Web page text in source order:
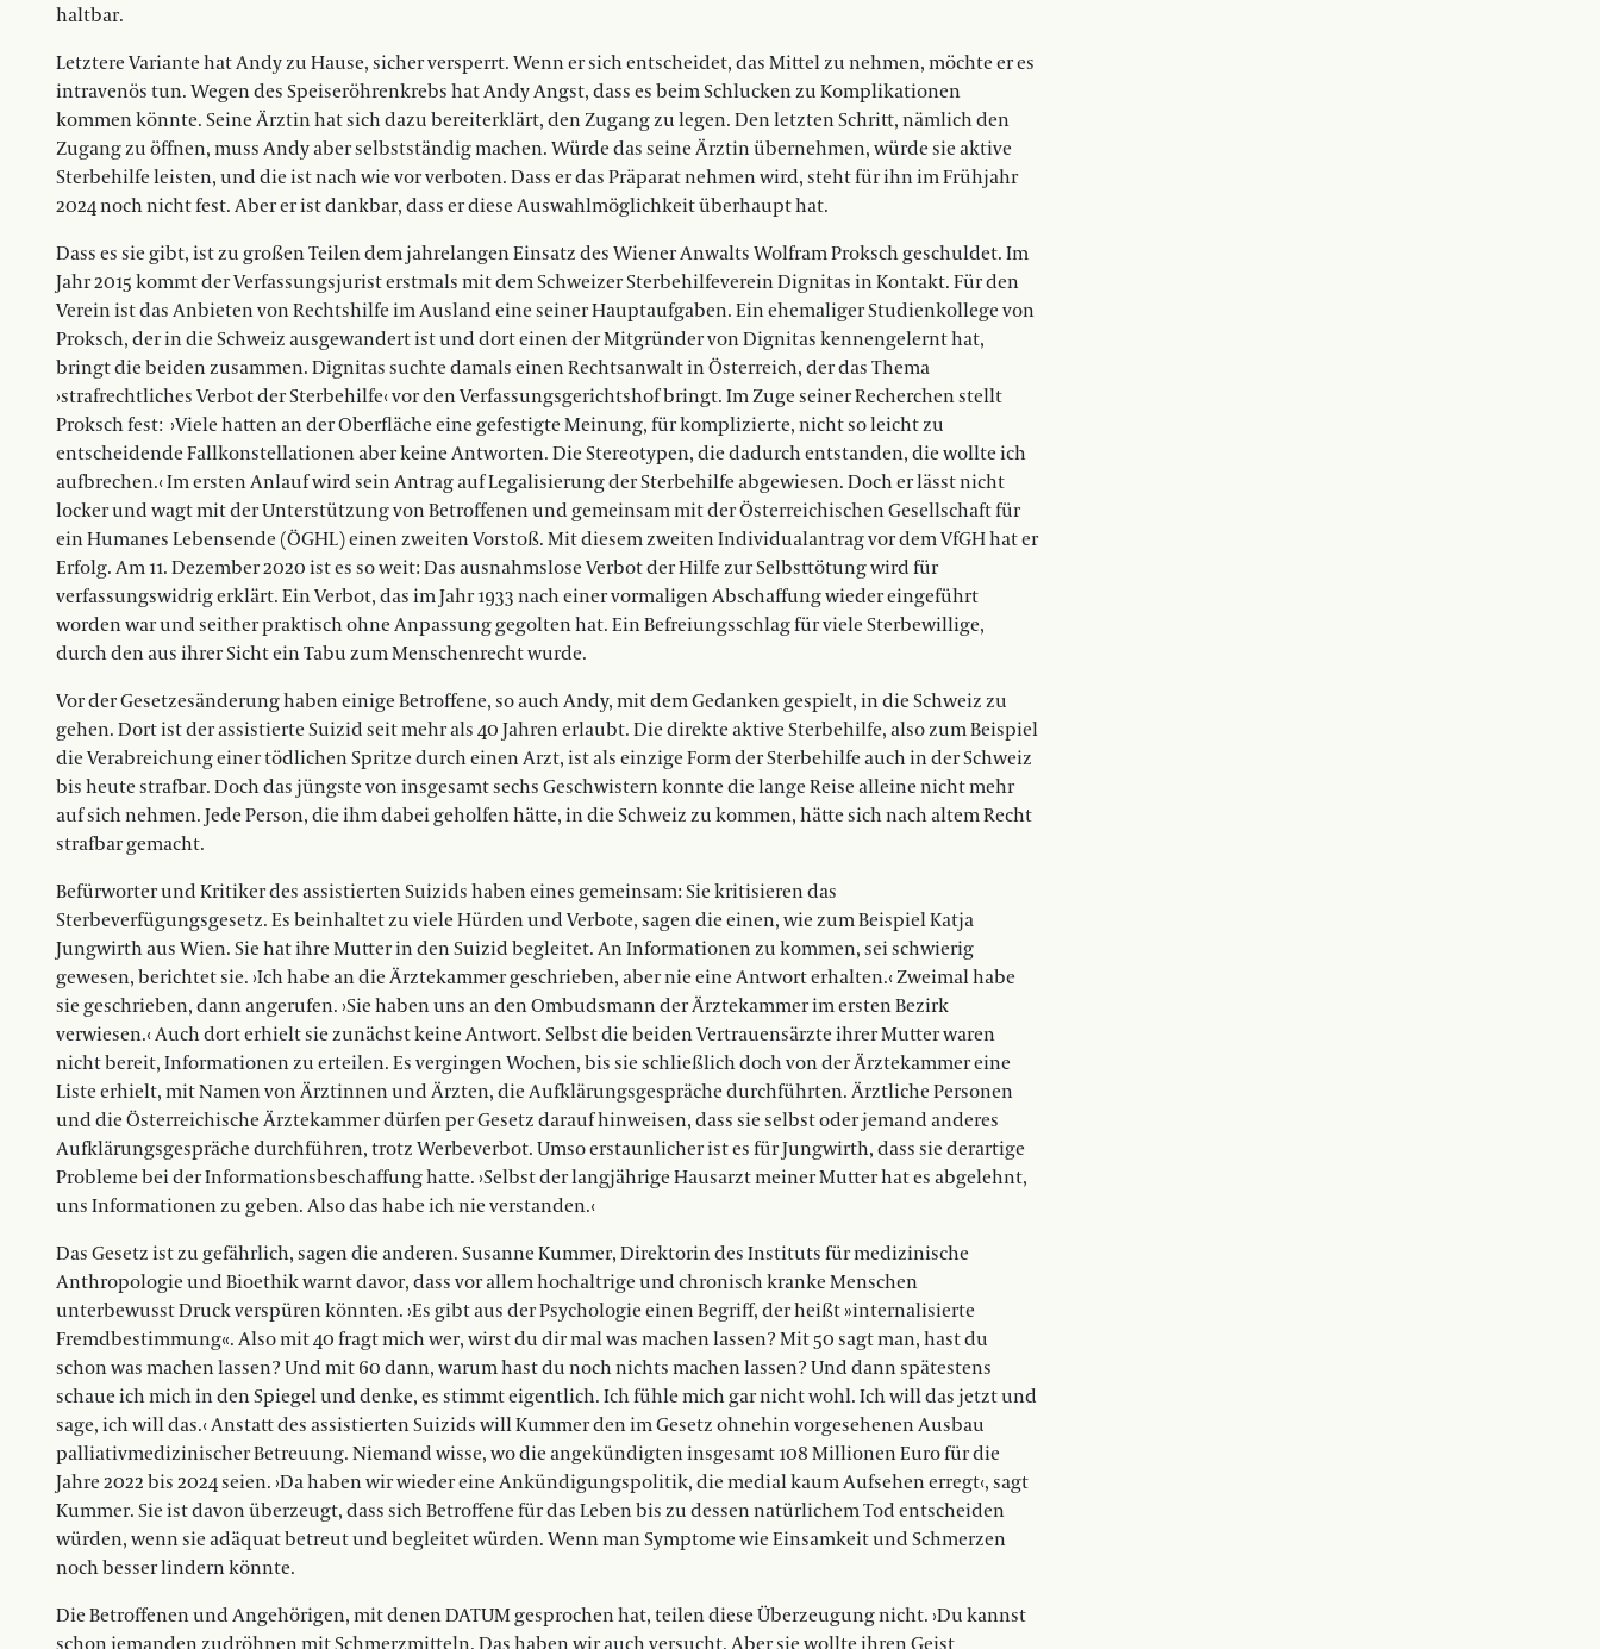
haltbar.
Letztere Variante hat Andy zu Hause, sicher versperrt. Wenn er sich entscheidet, das Mittel zu nehmen, möchte er es
intravenös tun. Wegen des Speiseröhrenkrebs hat Andy Angst, dass es beim Schlucken zu Komplikationen
kommen könnte. Seine Ärztin hat sich dazu bereiterklärt, den Zugang zu legen. Den letzten Schritt, nämlich den
Zugang zu öffnen, muss Andy aber selbstständig machen. Würde das seine Ärztin übernehmen, würde sie aktive
Sterbehilfe leisten, und die ist nach wie vor verboten. Dass er das Präparat nehmen wird, steht für ihn im Frühjahr
2024 noch nicht fest. Aber er ist dankbar, dass er diese Auswahlmöglichkeit überhaupt hat.
Dass es sie gibt, ist zu großen Teilen dem jahrelangen Einsatz des Wiener Anwalts Wolfram Proksch geschuldet. Im
Jahr 2015 kommt der Verfassungsjurist erstmals mit dem Schweizer Sterbehilfeverein Dignitas in Kontakt. Für den
Verein ist das Anbieten von Rechtshilfe im Ausland eine seiner Hauptaufgaben. Ein ehemaliger Studienkollege von
Proksch, der in die Schweiz ausgewandert ist und dort einen der Mitgründer von Dignitas kennengelernt hat,
bringt die beiden zusammen. Dignitas suchte damals einen Rechtsanwalt in Österreich, der das Thema
›strafrechtliches Verbot der Sterbehilfe‹ vor den Verfassungsgerichtshof bringt. Im Zuge seiner Recherchen stellt
Proksch fest: ›Viele hatten an der Oberfläche eine gefestigte Meinung, für komplizierte, nicht so leicht zu
entscheidende Fallkonstellationen aber keine Antworten. Die Stereotypen, die dadurch entstanden, die wollte ich
aufbrechen.‹ Im ersten Anlauf wird sein Antrag auf Legalisierung der Sterbehilfe abgewiesen. Doch er lässt nicht
locker und wagt mit der Unterstützung von Betroffenen und gemeinsam mit der Österreichischen Gesellschaft für
ein Humanes Lebensende (ÖGHL) einen zweiten Vorstoß. Mit diesem zweiten Individualantrag vor dem VfGH hat er
Erfolg. Am 11. Dezember 2020 ist es so weit: Das ausnahmslose Verbot der Hilfe zur Selbsttötung wird für
verfassungswidrig erklärt. Ein Verbot, das im Jahr 1933 nach einer vormaligen Abschaffung wieder eingeführt
worden war und seither praktisch ohne Anpassung gegolten hat. Ein Befreiungsschlag für viele Sterbewillige,
durch den aus ihrer Sicht ein Tabu zum Menschenrecht wurde.
Vor der Gesetzesänderung haben einige Betroffene, so auch Andy, mit dem Gedanken gespielt, in die Schweiz zu
gehen. Dort ist der assistierte Suizid seit mehr als 40 Jahren erlaubt. Die direkte aktive Sterbehilfe, also zum Beispiel
die Verabreichung einer tödlichen Spritze durch einen Arzt, ist als einzige Form der Sterbehilfe auch in der Schweiz
bis heute strafbar. Doch das jüngste von insgesamt sechs Geschwistern konnte die lange Reise alleine nicht mehr
auf sich nehmen. Jede Person, die ihm dabei geholfen hätte, in die Schweiz zu kommen, hätte sich nach altem Recht
strafbar gemacht.
Befürworter und Kritiker des assistierten Suizids haben eines gemeinsam: Sie kritisieren das
Sterbeverfügungsgesetz. Es beinhaltet zu viele Hürden und Verbote, sagen die einen, wie zum Beispiel Katja
Jungwirth aus Wien. Sie hat ihre Mutter in den Suizid begleitet. An Informationen zu kommen, sei schwierig
gewesen, berichtet sie. ›Ich habe an die Ärztekammer geschrieben, aber nie eine Antwort erhalten.‹ Zweimal habe
sie geschrieben, dann angerufen. ›Sie haben uns an den Ombudsmann der Ärztekammer im ersten Bezirk
verwiesen.‹ Auch dort erhielt sie zunächst keine Antwort. Selbst die beiden Vertrauensärzte ihrer Mutter waren
nicht bereit, Informationen zu erteilen. Es vergingen Wochen, bis sie schließlich doch von der Ärztekammer eine
Liste erhielt, mit Namen von Ärztinnen und Ärzten, die Aufklärungsgespräche durchführten. Ärztliche Personen
und die Österreichische Ärztekammer dürfen per Gesetz darauf hinweisen, dass sie selbst oder jemand anderes
Aufklärungsgespräche durchführen, trotz Werbeverbot. Umso erstaunlicher ist es für Jungwirth, dass sie derartige
Probleme bei der Informationsbeschaffung hatte. ›Selbst der langjährige Hausarzt meiner Mutter hat es abgelehnt,
uns Informationen zu geben. Also das habe ich nie verstanden.‹
Das Gesetz ist zu gefährlich, sagen die anderen. Susanne Kummer, Direktorin des Instituts für medizinische
Anthropologie und Bioethik warnt davor, dass vor allem hochaltrige und chronisch kranke Menschen
unterbewusst Druck verspüren könnten. ›Es gibt aus der Psychologie einen Begriff, der heißt »internalisierte
Fremdbestimmung«. Also mit 40 fragt mich wer, wirst du dir mal was machen lassen? Mit 50 sagt man, hast du
schon was machen lassen? Und mit 60 dann, warum hast du noch nichts machen lassen? Und dann spätestens
schaue ich mich in den Spiegel und denke, es stimmt eigentlich. Ich fühle mich gar nicht wohl. Ich will das jetzt und
sage, ich will das.‹ Anstatt des assistierten Suizids will Kummer den im Gesetz ohnehin vorgesehenen Ausbau
palliativmedizinischer Betreuung. Niemand wisse, wo die angekündigten insgesamt 108 Millionen Euro für die
Jahre 2022 bis 2024 seien. ›Da haben wir wieder eine Ankündigungspolitik, die medial kaum Aufsehen erregt‹, sagt
Kummer. Sie ist davon überzeugt, dass sich Betroffene für das Leben bis zu dessen natürlichem Tod entscheiden
würden, wenn sie adäquat betreut und begleitet würden. Wenn man Symptome wie Einsamkeit und Schmerzen
noch besser lindern könnte.
Die Betroffenen und Angehörigen, mit denen DATUM gesprochen hat, teilen diese Überzeugung nicht. ›Du kannst
schon jemanden zudröhnen mit Schmerzmitteln. Das haben wir auch versucht. Aber sie wollte ihren Geist